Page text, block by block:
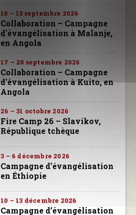
10 – 13 septembre 2026
Collaboration – Campagne
d'évangélisation à Malanje,
en Angola
17 – 20 septembre 2026
Collaboration – Campagne
d'évangélisation à Kuito, en
Angola
26 – 31 octobre 2026
Fire Camp 26 – Slavíkov,
République tchèque
3 – 6 décembre 2026
Campagne d’évangélisation
en Éthiopie
10 – 13 décembre 2026
Campagne d’évangélisation